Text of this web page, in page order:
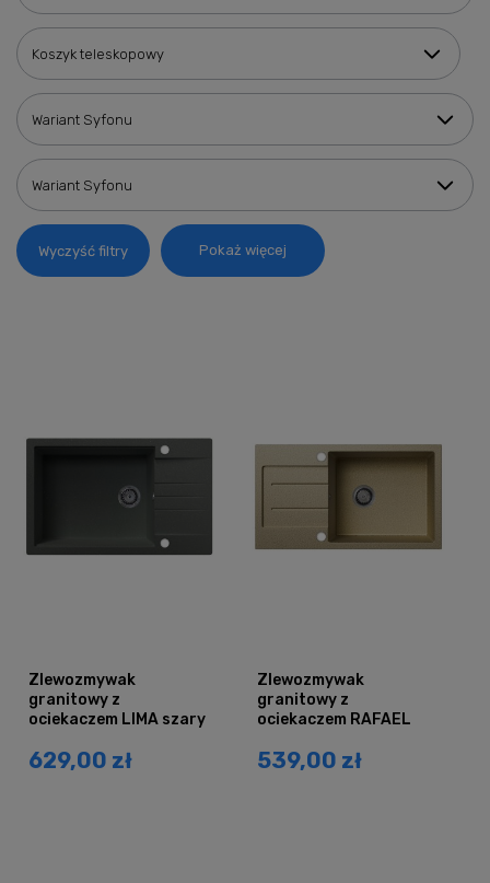
Koszyk teleskopowy
Wariant Syfonu
Wariant Syfonu
Wyczyść filtry Pokaż więcej
Zlewozmywak
granitowy z
ociekaczem LIMA szary
629,00 zł
Zlewozmywak
granitowy z
ociekaczem RAFAEL
539,00 zł